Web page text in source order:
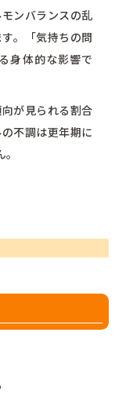
ンバランスの乱
。「気持ちの問
身体的な影響で
が見られる割合
不調は更年期に